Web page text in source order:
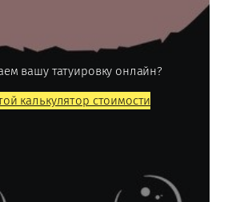
вашу татуировку онлайн?
калькулятор стоимости